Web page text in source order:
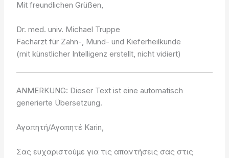
Mit freundlichen Grüßen,
Dr. med. univ. Michael Truppe
Facharzt für Zahn-, Mund- und Kieferheilkunde
(mit künstlicher Intelligenz erstellt, nicht vidiert)
ANMERKUNG: Dieser Text ist eine automatisch
generierte Übersetzung.
Αγαπητή/Αγαπητέ Karin,
Σας ευχαριστούμε για τις απαντήσεις σας στις